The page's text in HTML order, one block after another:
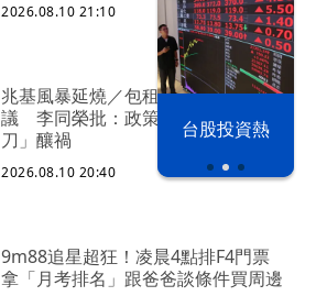
漢光42演習 台股投資熱
2026.08.10 21:10
兆基風暴延燒／包租代管龍頭惹爭
議 李同榮批：政策失靈「致命三
刀」釀禍
2026.08.10 20:40
9m88追星超狂！凌晨4點排F4門票
拿「月考排名」跟爸爸談條件買周邊